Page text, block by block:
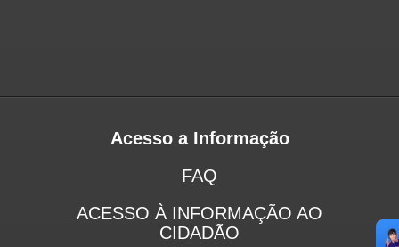
Acesso a Informação
FAQ
ACESSO À INFORMAÇÃO AO
CIDADÃO